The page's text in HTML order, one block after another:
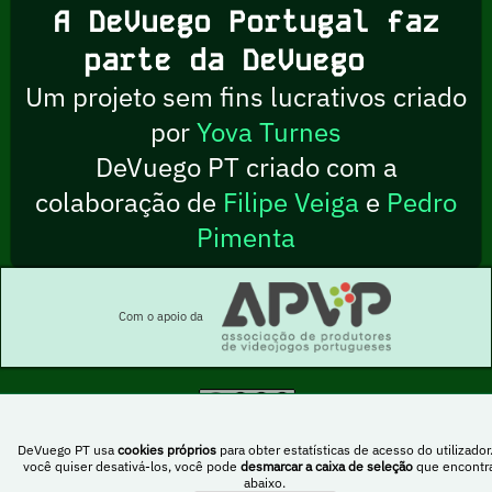
DeVuego PT usa cookies próprios para obter estatísticas de acesso do
você quiser desativá-los, você pode desmarcar a caixa de seleção que
abaixo.
A DeVuego Portugal faz
parte da DeVuego
Um projeto sem fins lucrativos criado
porYova Turnes
DeVuego PT criado com a
colaboração de Filipe Veiga e Pedro
Pimenta
Com o apoio da
PartilhaIgual 4.0 Internacional